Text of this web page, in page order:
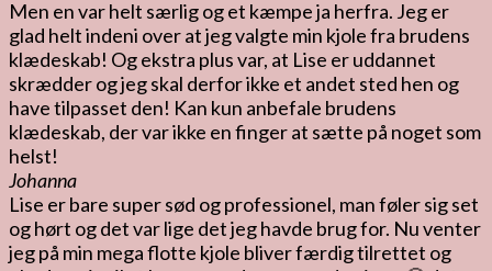
Men en var helt særlig og et kæmpe ja herfra. Jeg er
glad helt indeni over at jeg valgte min kjole fra brudens
klædeskab! Og ekstra plus var, at Lise er uddannet
skrædder og jeg skal derfor ikke et andet sted hen og
have tilpasset den! Kan kun anbefale brudens
klædeskab, der var ikke en finger at sætte på noget som
helst!
Johanna
Lise er bare super sød og professionel, man føler sig set
og hørt og det var lige det jeg havde brug for. Nu venter
jeg på min mega flotte kjole bliver færdig tilrettet og